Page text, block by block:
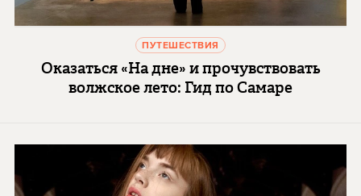
ПУТЕШЕСТВИЯ
Оказаться «На дне» и прочувствовать
волжское лето: Гид по Самаре